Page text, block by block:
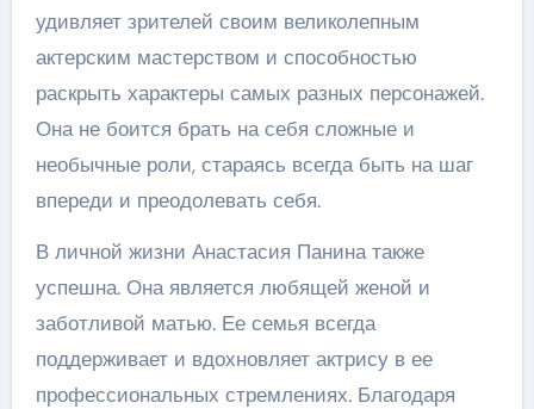
удивляет зрителей своим великолепным
актерским мастерством и способностью
раскрыть характеры самых разных персонажей.
Она не боится брать на себя сложные и
необычные роли, стараясь всегда быть на шаг
впереди и преодолевать себя.
В личной жизни Анастасия Панина также
успешна. Она является любящей женой и
заботливой матью. Ее семья всегда
поддерживает и вдохновляет актрису в ее
профессиональных стремлениях. Благодаря